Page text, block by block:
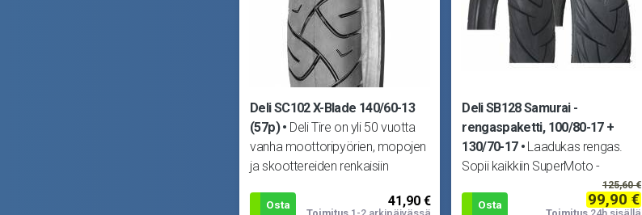
Deli SC102 X-Blade 140/60-13
(57p)
Deli Tire on yli 50 vuotta
vanha moottoripyörien, mopojen
ja skoottereiden renkaisiin
Osta 41,90 €
Deli SB128 Samurai -
rengaspaketti, 100/80-17 +
130/70-17
Laadukas rengas.
Sopii kaikkiin SuperMoto -
mopoihin, esim. Derbi Senda,
Aprilia RX/SX, MBK X-Limit,
Osta
125,60 €
99,90 €